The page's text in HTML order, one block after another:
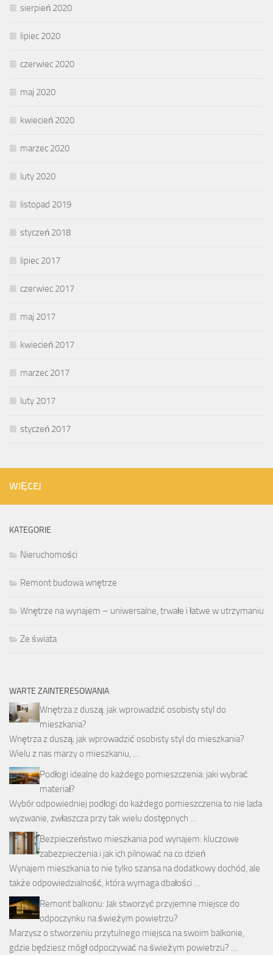
sierpień 2020
lipiec 2020
czerwiec 2020
maj 2020
kwiecień 2020
marzec 2020
luty 2020
listopad 2019
styczeń 2018
lipiec 2017
czerwiec 2017
maj 2017
kwiecień 2017
marzec 2017
luty 2017
styczeń 2017
WIĘCEJ
KATEGORIE
Nieruchomości
Remont budowa wnętrze
Wnętrze na wynajem – uniwersalne, trwałe i łatwe w utrzymaniu
Ze świata
WARTE ZAINTERESOWANIA
Wnętrza z duszą: jak wprowadzić osobisty styl do
mieszkania?
Wnętrza z duszą: jak wprowadzić osobisty styl do mieszkania?
Wielu z nas marzy o mieszkaniu, …
Podłogi idealne do każdego pomieszczenia: jaki wybrać
materiał?
Wybór odpowiedniej podłogi do każdego pomieszczenia to nie lada
wyzwanie, zwłaszcza przy tak wielu dostępnych …
Bezpieczeństwo mieszkania pod wynajem: kluczowe
zabezpieczenia i jak ich pilnować na co dzień
Wynajem mieszkania to nie tylko szansa na dodatkowy dochód, ale
także odpowiedzialność, która wymaga dbałości …
Remont balkonu: Jak stworzyć przyjemne miejsce do
odpoczynku na świeżym powietrzu?
Marzysz o stworzeniu przytulnego miejsca na swoim balkonie,
gdzie będziesz mógł odpoczywać na świeżym powietrzu? …